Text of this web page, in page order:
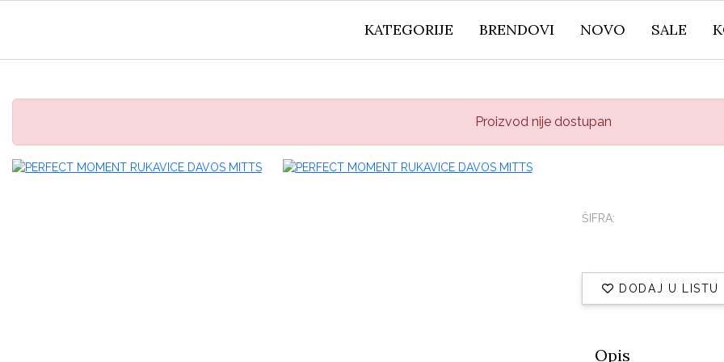
KATEGORIJE BRENDOVI NOVO SALE
Proizvod nije dostupan
ŠIFRA:
DODAJ U LISTU
Opis